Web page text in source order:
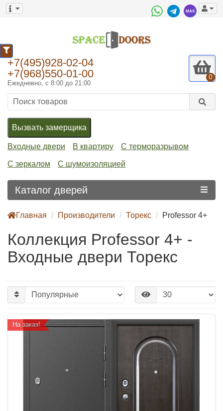
+7(495)928-02-04
+7(968)550-01-00
Ежедневно, с 8:00 до 21:00
0
Вызвать замерщика
Входные двери В квартиру С терморазрывом
С зеркалом С шумоизоляцией
Каталог дверей
Главная Производители Торекс Professor 4+
Коллекция Professor 4+ -
Входные двери Торекс
На заказ!